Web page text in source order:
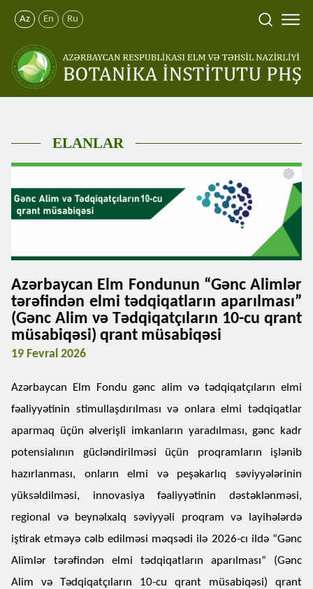
Az En Ru
ELANLAR
Azərbaycan Elm Fondunun “Gənc Alimlər
tərəfindən elmi tədqiqatların aparılması”
(Gənc Alim və Tədqiqatçıların 10-cu qrant
müsabiqəsi) qrant müsabiqəsi
19 Fevral 2026
Azərbaycan Elm Fondu gənc alim və tədqiqatçıların elmi
fəaliyyətinin stimullaşdırılması və onlara elmi tədqiqatlar
aparmaq üçün əlverişli imkanların yaradılması, gənc kadr
potensialının gücləndirilməsi üçün proqramların işlənib
hazırlanması, onların elmi və peşəkarlıq səviyyələrinin
yüksəldilməsi, innovasiya fəaliyyətinin dəstəklənməsi,
regional və beynəlxalq səviyyəli proqram və layihələrdə
iştirak etməyə cəlb edilməsi məqsədi ilə 2026-cı ildə “Gənc
Alimlər tərəfindən elmi tədqiqatların aparılması” (Gənc
Alim və Tədqiqatçıların 10-cu qrant müsabiqəsi) qrant